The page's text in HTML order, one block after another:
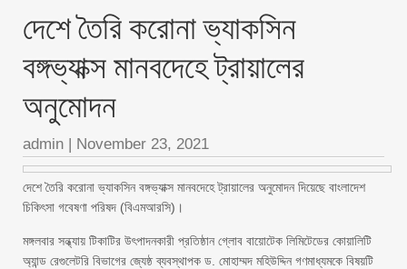
দেশে তৈরি করোনা ভ্যাকসিন
বঙ্গভ্যাক্স মানবদেহে ট্রায়ালের
অনুমোদন
admin | November 23, 2021
দেশে তৈরি করোনা ভ্যাকসিন বঙ্গভ্যাক্স মানবদেহে ট্রায়ালের অনুমোদন দিয়েছে বাংলাদেশ
চিকিৎসা গবেষণা পরিষদ (বিএমআরসি)।
মঙ্গলবার সন্ধ্যায় টিকাটির উৎপাদনকারী প্রতিষ্ঠান গ্লোব বায়োটেক লিমিটেডের কোয়ালিটি
অ্যান্ড রেগুলেটরি বিভাগের জ্যেষ্ঠ ব্যবস্থাপক ড. মোহাম্মদ মহিউদ্দিন গণমাধ্যমকে বিষয়টি